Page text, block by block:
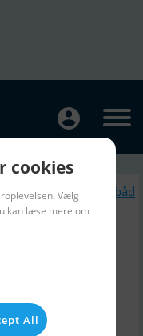
Lignende Sejlbåd
cookies
Vælg
kan læse mere om
All